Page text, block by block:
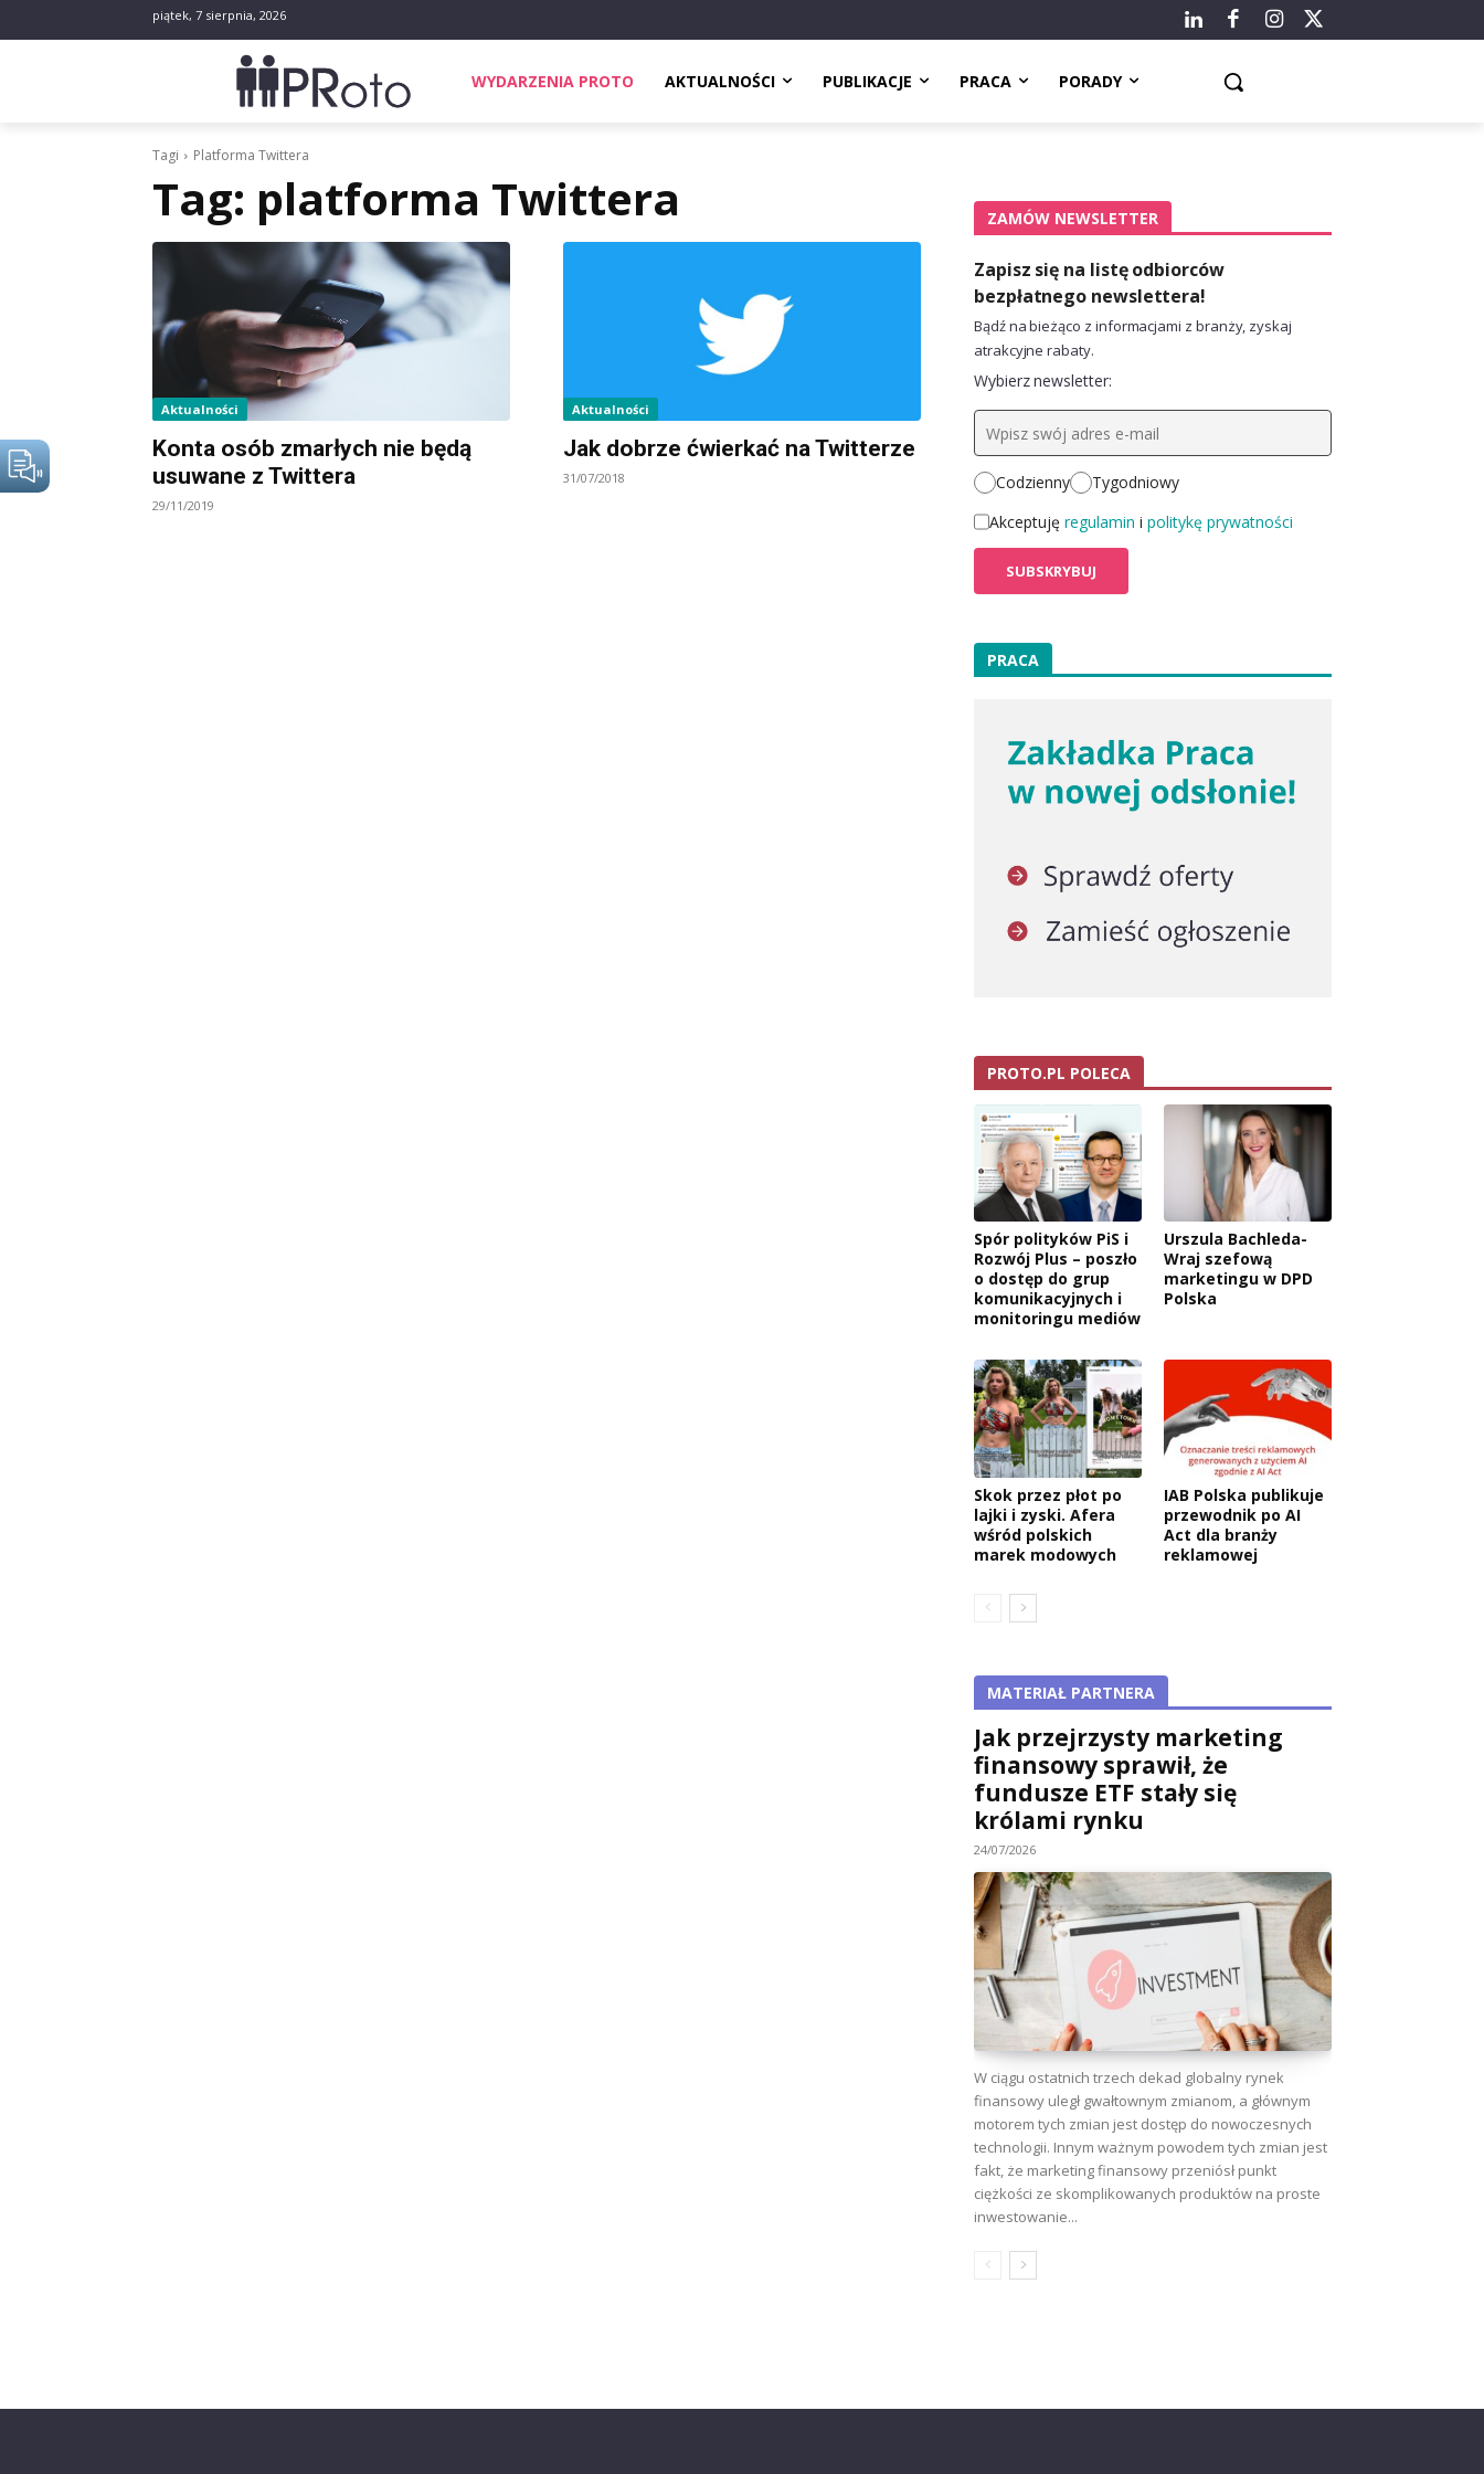
piątek, 7 sierpnia, 2026
WYDARZENIA PROTO AKTUALNOŚCI PUBLIKACJE PRACA PORADY
Tagi Platforma Twittera
Tag: platforma Twittera
Aktualności
Konta osób zmarłych nie będą
usuwane z Twittera
29/11/2019
Aktualności
Jak dobrze ćwierkać na Twitterze
31/07/2018
ZAMÓW NEWSLETTER
Zapisz się na listę odbiorców
bezpłatnego newslettera!
Bądź na bieżąco z informacjami z branży, zyskaj
atrakcyjne rabaty.
Wybierz newsletter:
Codzienny
Tygodniowy
Akceptuję regulamin i politykę prywatności
PRACA
PROTO.PL POLECA
Spór polityków PiS i
Rozwój Plus – poszło
o dostęp do grup
komunikacyjnych i
monitoringu mediów
Urszula Bachleda-
Wraj szefową
marketingu w DPD
Polska
Skok przez płot po
lajki i zyski. Afera
wśród polskich
marek modowych
IAB Polska publikuje
przewodnik po AI
Act dla branży
reklamowej
MATERIAŁ PARTNERA
Jak przejrzysty marketing
finansowy sprawił, że
fundusze ETF stały się
królami rynku
24/07/2026
W ciągu ostatnich trzech dekad globalny rynek
finansowy uległ gwałtownym zmianom, a głównym
motorem tych zmian jest dostęp do nowoczesnych
technologii. Innym ważnym powodem tych zmian jest
fakt, że marketing finansowy przeniósł punkt
ciężkości ze skomplikowanych produktów na proste
inwestowanie...